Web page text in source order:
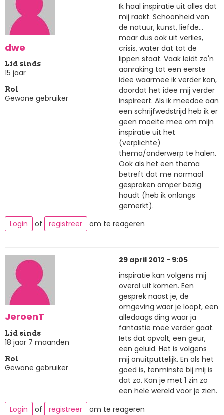
dwe
Lid sinds
15 jaar
Rol
Gewone gebruiker
Ik haal inspiratie uit alles dat
mij raakt. Schoonheid van
de natuur, kunst, liefde...
maar dus ook uit verlies,
crisis, water dat tot de
lippen staat. Vaak leidt zo'n
aanraking tot een eerste
idee waarmee ik verder kan,
doordat het idee mij verder
inspireert. Als ik meedoe aan
een schrijfwedstrijd heb ik er
geen moeite mee om mijn
inspiratie uit het
(verplichte)
thema/onderwerp te halen.
Ook als het een thema
betreft dat me normaal
gesproken amper bezig
houdt (heb ik onlangs
gemerkt).
Login
of registreer om te reageren
JeroenT
Lid sinds
18 jaar 7 maanden
Rol
Gewone gebruiker
29 april 2012 - 9:05
inspiratie kan volgens mij
overal uit komen. Een
gesprek naast je, de
omgeving waar je loopt, een
alledaags ding waar ja
fantastie mee verder gaat.
Iets dat opvalt, een geur,
een geluid. Het is volgens
mij onuitputtelijk. En als het
goed is, tenminste bij mij is
dat zo. Kan je met 1 zin zo
een hele wereld voor je zien.
Login
of registreer om te reageren